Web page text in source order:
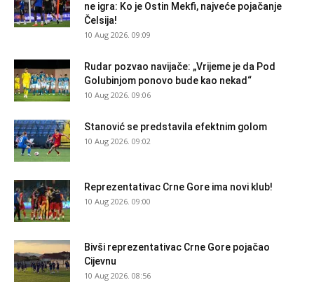
ne igra: Ko je Ostin Mekfi, najveće pojačanje
Čelsija!
10 Aug 2026. 09:09
Rudar pozvao navijače: „Vrijeme je da Pod
Golubinjom ponovo bude kao nekad“
10 Aug 2026. 09:06
Stanović se predstavila efektnim golom
10 Aug 2026. 09:02
Reprezentativac Crne Gore ima novi klub!
10 Aug 2026. 09:00
Bivši reprezentativac Crne Gore pojačao
Cijevnu
10 Aug 2026. 08:56